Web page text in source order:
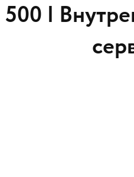
500 |